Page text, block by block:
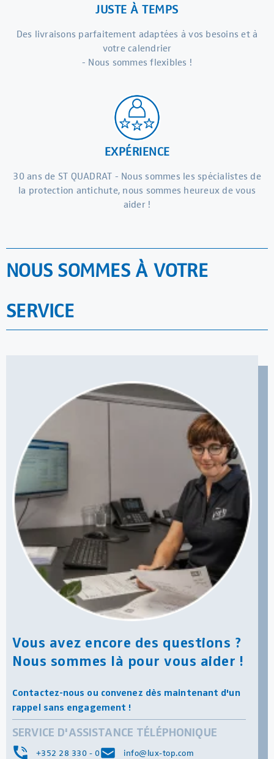
JUSTE À TEMPS
Des livraisons parfaitement adaptées à vos besoins et à
votre calendrier
- Nous sommes flexibles !
EXPÉRIENCE
30 ans de ST QUADRAT - Nous sommes les spécialistes de
la protection antichute, nous sommes heureux de vous
aider !
NOUS SOMMES À VOTRE
SERVICE
Vous avez encore des questions ?
Nous sommes là pour vous aider !
Contactez-nous ou convenez dès maintenant d'un
rappel sans engagement !
SERVICE D'ASSISTANCE TÉLÉPHONIQUE
+352 28 330 - 0 info@lux-top.com